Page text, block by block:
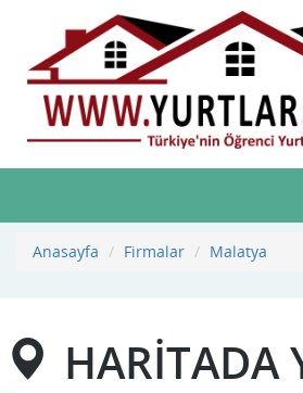
Anasayfa
Firmalar Malatya
HARİTADA